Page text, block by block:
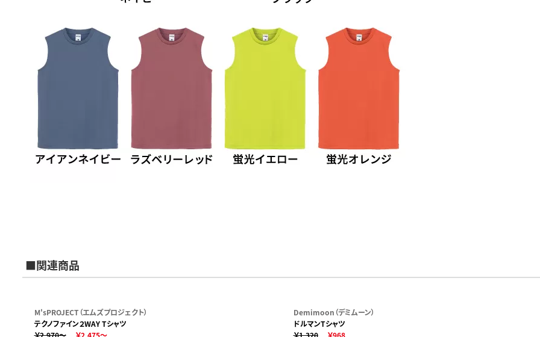
■関連商品
M'sPROJECT（エムズプロジェクト）
テクノファイン２WAY Tシャツ
￥2,970～
￥2,475～
Demimoon（デミムーン）
ドルマンTシャツ
￥1,320
￥968